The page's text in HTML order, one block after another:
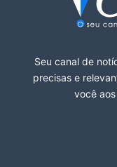
Seu canal de
precisas e
você